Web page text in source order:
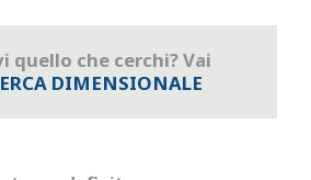
quello che cerchi? Vai
DIMENSIONALE